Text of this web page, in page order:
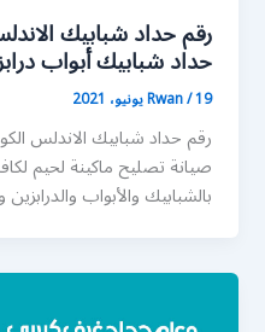
حداد شبابيك أبواب
Rwan/19 يونيو، 2021
رقم حداد شبابيك الاندلس
صيانة تصليح ماكينة لحيم
بالشبابيك والأبواب